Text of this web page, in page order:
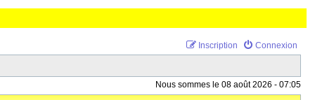
Connexion
Inscription
Nous sommes le 08 août 2026 - 07:05